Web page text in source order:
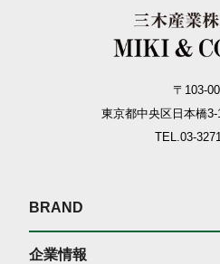
〒103-
東京都中央区日本橋3-
TEL.03-
BRAND
企業情報